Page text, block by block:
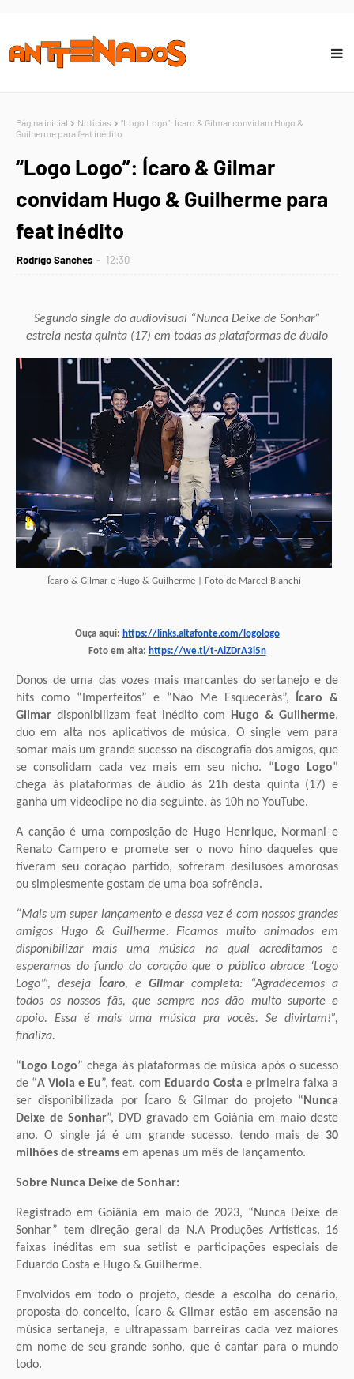
Página inicial Notícias
“Logo Logo”: Ícaro & Gilmar convidam Hugo &
Guilherme para feat inédito
“Logo Logo”: Ícaro & Gilmar
convidam Hugo & Guilherme para
feat inédito
Rodrigo Sanches 12:30
Segundo single do audiovisual “Nunca Deixe de Sonhar”
estreia nesta quinta (17) em todas as plataformas de áudio
Ícaro & Gilmar e Hugo & Guilherme | Foto de Marcel Bianchi
Ouça aqui: https://links.altafonte.com/ logologo
Foto em alta: https://we.tl/t-AiZDrA3i5n
Donos de uma das vozes mais marcantes do sertanejo e de
hits como “Imperfeitos” e “Não Me Esquecerás”,
Ícaro &
Gilmar disponibilizam feat inédito com Hugo & Guilherme,
duo em alta nos aplicativos de música. O single vem para
somar mais um grande sucesso na discografia dos amigos, que
se consolidam cada vez mais em seu nicho. “ Logo Logo”
chega às plataformas de áudio às 21h desta quinta (17) e
ganha um videoclipe no dia seguinte, às 10h no YouTube.
A canção é uma composição de Hugo Henrique, Normani e
Renato Campero e promete ser o novo hino daqueles que
tiveram seu coração partido, sofreram desilusões amorosas
ou simplesmente gostam de uma boa sofrência.
“Mais um super lançamento e dessa vez é com nossos grandes
amigos Hugo & Guilherme. Ficamos muito animados em
disponibilizar mais uma música na qual acreditamos e
esperamos do fundo do coração que o público abrace ‘Logo
Logo’”, deseja Ícaro, eGilmar completa: “Agradecemos a
todos os nossos fãs, que sempre nos dão muito suporte e
apoio. Essa é mais uma música pra vocês. Se divirtam!”,
finaliza.
“ Logo Logo” chega às plataformas de música após o sucesso
de “A Viola e Eu”, feat. com Eduardo Costa e primeira faixa a
ser disponibilizada por Ícaro & Gilmar do projeto “Nunca
Deixe de Sonhar”, DVD gravado em Goiânia em maio deste
ano. O single já é um grande sucesso, tendo mais de 30
milhões de streams em apenas um mês de lançamento.
Sobre Nunca Deixe de Sonhar:
Registrado em Goiânia em maio de 2023, “Nunca Deixe de
Sonhar” tem direção geral da N.A Produções Artísticas, 16
faixas inéditas em sua setlist e participações especiais de
Eduardo Costa e Hugo & Guilherme.
Envolvidos em todo o projeto, desde a escolha do cenário,
proposta do conceito, Ícaro & Gilmar estão em ascensão na
música sertaneja, e ultrapassam barreiras cada vez maiores
em nome de seu grande sonho, que é cantar para o mundo
todo.